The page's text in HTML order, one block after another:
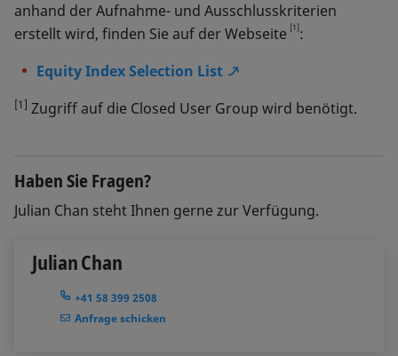
anhand der Aufnahme- und Ausschlusskriterien
erstellt wird, finden Sie auf der Webseite [1]:
Equity Index Selection List
[1] Zugriff auf die Closed User Group wird benötigt.
Haben Sie Fragen?
Julian Chan steht Ihnen gerne zur Verfügung.
Julian Chan
+41 58 399 2508
Anfrage schicken